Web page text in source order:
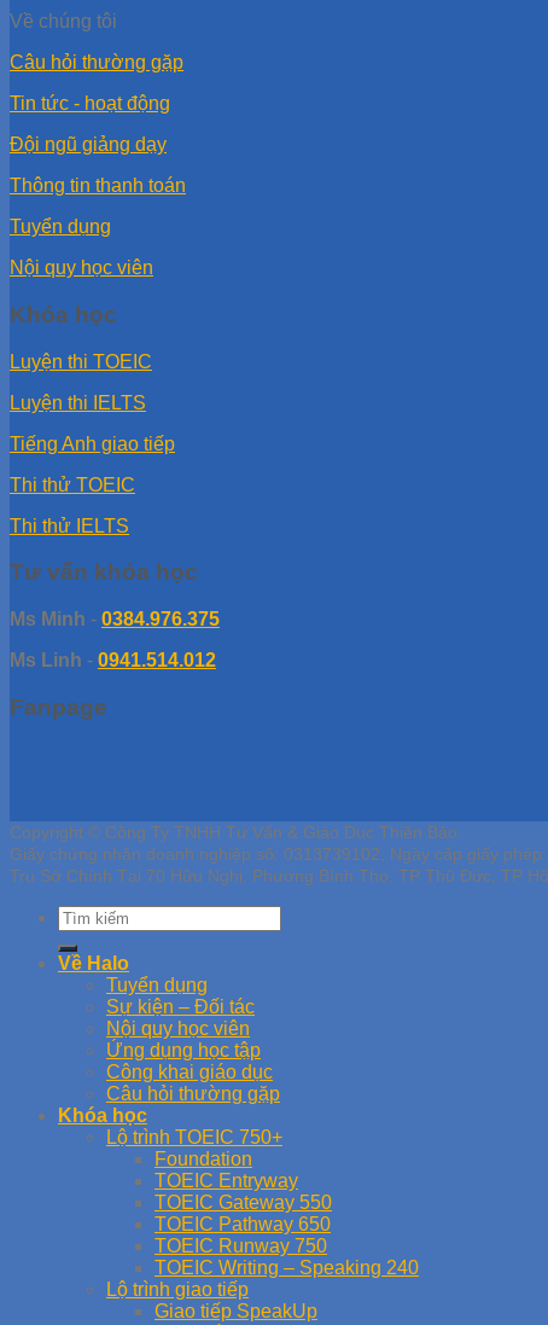
Về chúng tôi
Câu hỏi thường gặp
Tin tức - hoạt động
Đội ngũ giảng dạy
Thông tin thanh toán
Tuyển dụng
Nội quy học viên
Khóa học
Luyện thi TOEIC
Luyện thi IELTS
Tiếng Anh giao tiếp
Thi thử TOEIC
Thi thử IELTS
Tư vấn khóa học
Ms Minh - 0384.976.375
Ms Linh - 0941.514.012
Fanpage
Copyright © Công Ty TNHH Tư Vấn & Giáo Dục Thiên Bảo
Giấy chứng nhận doanh nghiệp số: 0313739102, Ngày cấp giấy
Trụ Sở Chính Tại 70 Hữu Nghị, Phường Bình Thọ, TP Thủ Đức, TP
Về Halo
Tuyển dụng
Sự kiện – Đối tác
Nội quy học viên
Ứng dụng học tập
Công khai giáo dục
Câu hỏi thường gặp
Khóa học
Lộ trình TOEIC 750+
Foundation
TOEIC Entryway
TOEIC Gateway 550
TOEIC Pathway 650
TOEIC Runway 750
TOEIC Writing – Speaking 240
Lộ trình giao tiếp
Giao tiếp SpeakUp